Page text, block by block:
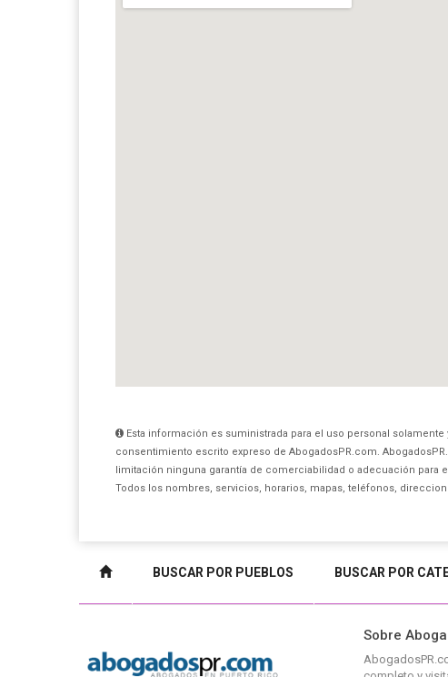
Esta información es suministrada para el uso personal
consentimiento escrito expreso de AbogadosPR.com.
limitación ninguna garantía de comerciabilidad o adecuación para
Todos los nombres, servicios, horarios, mapas, teléfonos,
BUSCAR POR PUEBLOS BUSCAR POR
Sobre